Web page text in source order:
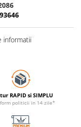
informatii
RAPID si SIMPLU
politicii in 14 zile*